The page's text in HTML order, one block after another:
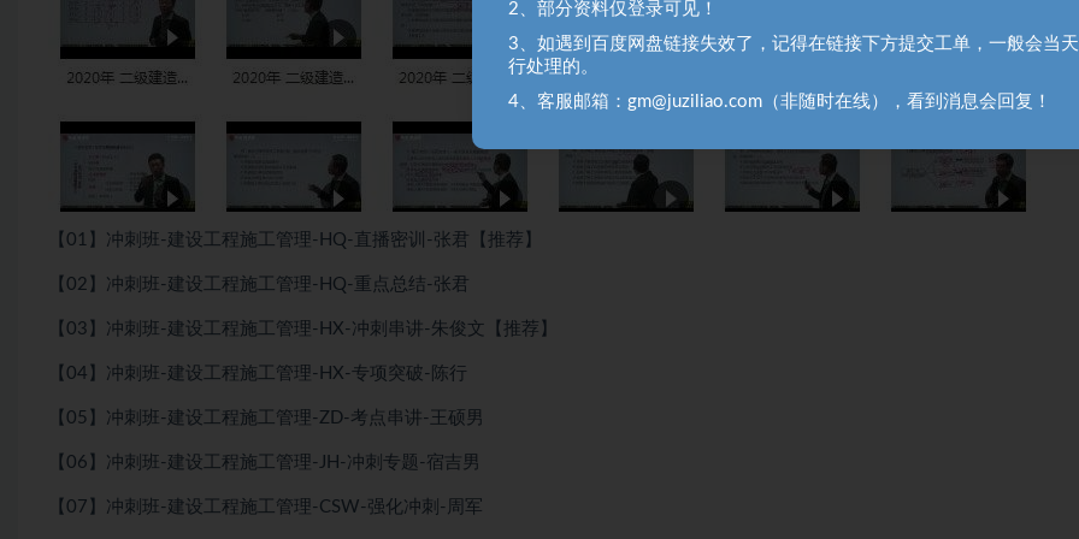
【01】冲刺班-建设工程施工管理-HQ-直播密训-张君【推荐】
【02】冲刺班-建设工程施工管理-HQ-重点总结-张君
【03】冲刺班-建设工程施工管理-HX-冲刺串讲-朱俊文【推荐】
【04】冲刺班-建设工程施工管理-HX-专项突破-陈行
【05】冲刺班-建设工程施工管理-ZD-考点串讲-王硕男
【06】冲刺班-建设工程施工管理-JH-冲刺专题-宿吉男
【07】冲刺班-建设工程施工管理-CSW-强化冲刺-周军
2、部分资料仅登录可见！
3、如遇到百度网盘链接失效了，记得在链接下方提交工单，一般会当
行处理的。
4、客服邮箱：gm@juziliao.com（非随时在线），看到消息会回复！